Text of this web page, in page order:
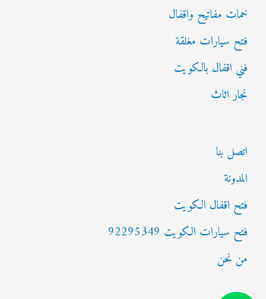
خمات مفاتيح واقفال
فتح سيارات مغلقة
فني اقفال بالكويت
نجار اثاث
اتصل بنا
المدونة
فتح اقفال الكويت
فتح سيارات الكويت 92295349
من نحن